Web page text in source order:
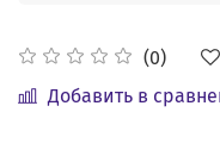
(0)
Добавить в